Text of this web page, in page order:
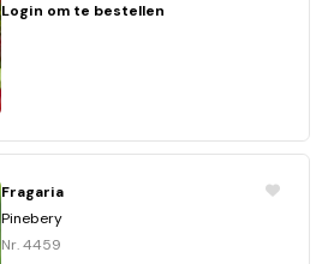
Login om te bestellen
Fragaria
Pinebery
Nr. 4459